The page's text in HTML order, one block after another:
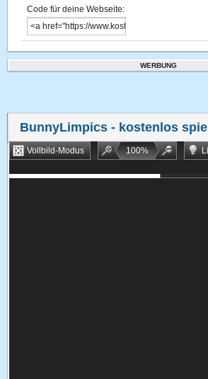
Code für deine Webseite:
WERBUNG
BunnyLimpics - kostenlos
Vollbild-Modus 100%